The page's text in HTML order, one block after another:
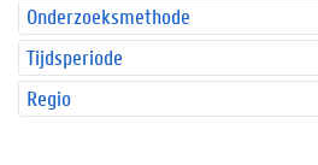
Onderzoeksmethode
Tijdsperiode
Regio